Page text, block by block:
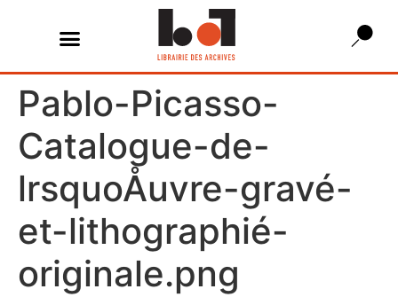
Pablo-Picasso-
Catalogue-de-
lrsquoÅuvre-gravé-
et-lithographié-
originale.png